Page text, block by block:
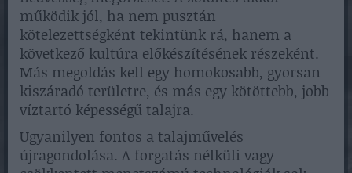
működik jól, ha nem pusztán
kötelezettségként tekintünk rá, hanem a
következő kultúra előkészítésének részeként.
Más megoldás kell egy homokosabb, gyorsan
kiszáradó területre, és más egy kötöttebb, jobb
víztartó képességű talajra.
Ugyanilyen fontos a talajművelés
újragondolása. A forgatás nélküli vagy